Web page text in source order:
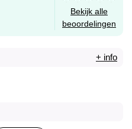
Bekijk alle
beoordelingen
+ info